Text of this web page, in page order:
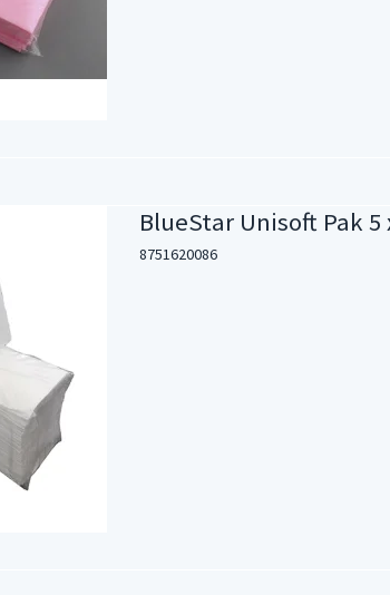
BlueStar Unisoft Pak 5
8751620086